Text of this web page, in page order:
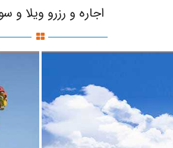
اجاره و رزرو ویلا و